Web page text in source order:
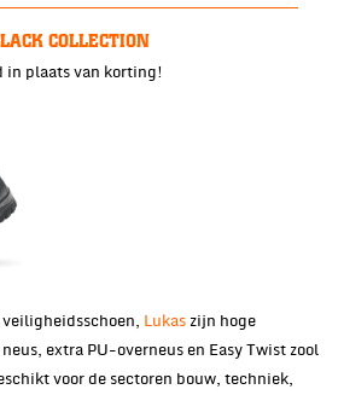
COLLECTION
in plaats van korting!
Lukaszijn hoge
extra PU-overneus en Easy Twist zool
voor de sectoren bouw, techniek,